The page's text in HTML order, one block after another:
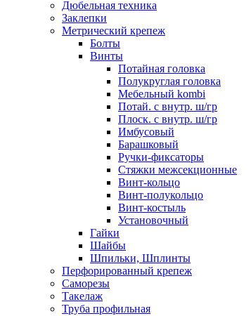
Дюбельная техника
Заклепки
Метрический крепеж
Болты
Винты
Потайная головка
Полукруглая головка
Мебельный kombi
Потай. с внутр. ш/гр
Плоск. с внутр. ш/гр
Имбусовый
Барашковый
Ручки-фиксаторы
Стяжки межсекционные
Винт-кольцо
Винт-полукольцо
Винт-костыль
Установочный
Гайки
Шайбы
Шпильки, Шплинты
Перфорированный крепеж
Саморезы
Такелаж
Труба профильная